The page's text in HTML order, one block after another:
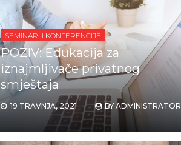
SEMINARI I KONFERENCIJE
POZIV: Edukacija za
iznajmljivače privatnog
smještaja
19 TRAVNJA, 2021 BYADMINISTRATOR